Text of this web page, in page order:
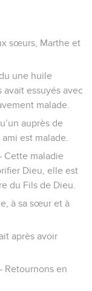
sœurs, Marthe et
une huile
essuyés avec
malade.
auprès de
est malade.
Cette maladie
Dieu, elle est
du Fils de Dieu.
à sa sœur et à
après avoir
Retournons en